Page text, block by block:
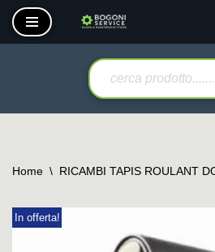
Vai
Home \ RICAMBI TAPIS ROULANT
In offerta!